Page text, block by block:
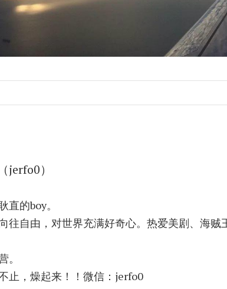
jerfo0）
直的boy。
往自由，对世界充满好奇心。热爱美剧、海贼
。
止，燥起来！！微信：jerfo0